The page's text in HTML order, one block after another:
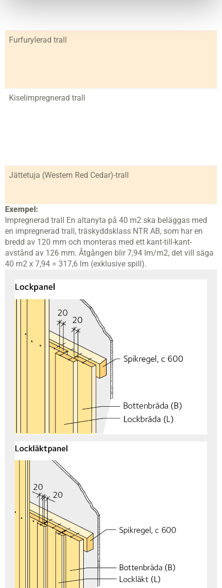
Furfurylerad trall
Kiselimpregnerad trall
Jättetuja (Western Red Cedar)-trall
Exempel:
Impregnerad trall En altanyta på 40 m2 ska beläggas med
en impregnerad trall, träskyddsklass NTR AB, som har en
bredd av 120 mm och monteras med ett kant-till-kant-
avstånd av 126 mm. Åtgången blir 7,94 lm/m2, det vill säga
40 m2 x 7,94 = 317,6 lm (exklusive spill).